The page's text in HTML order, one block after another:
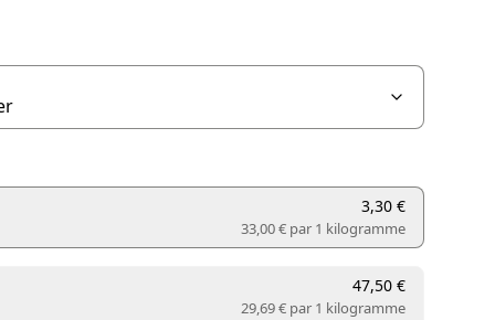
3,30 €
33,00 € par1 kilogramme
47,50 €
29,69 € par1 kilogramme